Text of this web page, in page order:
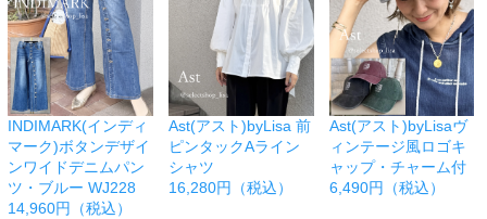
INDIMARK(インディ
マーク)ボタンデザイ
ンワイドデニムパン
ツ・ブルー WJ228
14,960円（税込）
Ast(アスト)byLisa 前
ピンタックAライン
シャツ
16,280円（税込）
Ast(アスト)byLisaヴ
ィンテージ風ロゴキ
ャップ・チャーム付
6,490円（税込）